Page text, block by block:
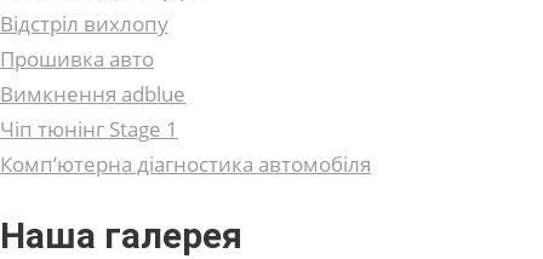
Відстріл вихлопу
Прошивка авто
Вимкнення adblue
Чіп тюнінг Stage 1
Комп’ютерна діагностика автомобіля
Наша галерея